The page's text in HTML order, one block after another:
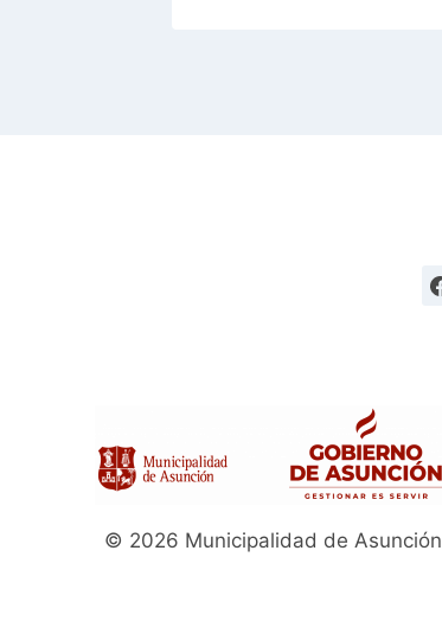
© 2026 Municipalidad de Asunción